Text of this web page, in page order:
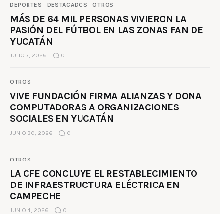
DEPORTES DESTACADOS OTROS
MÁS DE 64 MIL PERSONAS VIVIERON LA
PASIÓN DEL FÚTBOL EN LAS ZONAS FAN DE
YUCATÁN
JULIO 7, 2026 0
OTROS
VIVE FUNDACIÓN FIRMA ALIANZAS Y DONA
COMPUTADORAS A ORGANIZACIONES
SOCIALES EN YUCATÁN
JUNIO 30, 2026 0
OTROS
LA CFE CONCLUYE EL RESTABLECIMIENTO
DE INFRAESTRUCTURA ELÉCTRICA EN
CAMPECHE
JUNIO 4, 2026 0